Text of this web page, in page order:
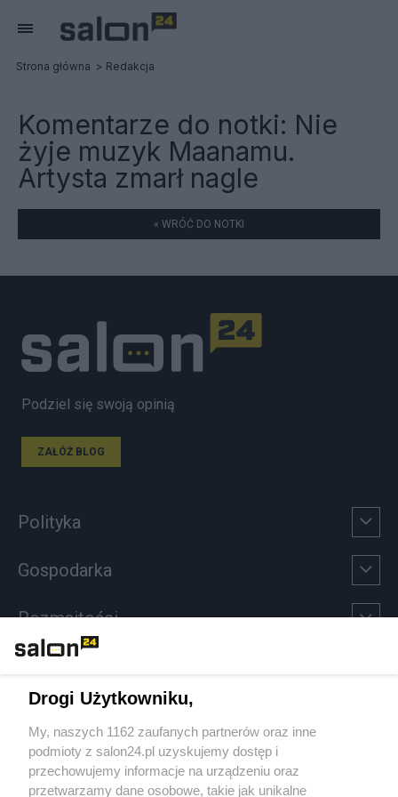
Strona główna Redakcja
Komentarze do notki: Nie
żyje muzyk Maanamu.
Artysta zmarł nagle
« WRÓĆ DO NOTKI
Podziel się swoją opinią
ZAŁÓŻ BLOG
Polityka
Gospodarka
Rozmaitości
Sport
Społeczeństwo
Drogi Użytkowniku,
My, naszych 1162 zaufanych partnerów oraz inne
podmioty z salon24.pl uzyskujemy dostęp i
przechowujemy informacje na urządzeniu oraz
przetwarzamy dane osobowe, takie jak unikalne